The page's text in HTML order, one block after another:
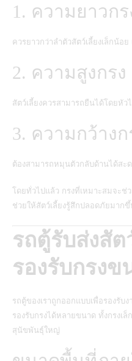
1. ความยาวกร
ควรยาวกว่าลำตัวสัตว์เลี้ยงเล็กน้อ
2. ความสูงกรง
สัตว์เลี้ยงควรสามารถยืนได้โดยหั
3. ความกว้างก
ต้องสามารถหมุนตัวกลับด้านได้สะ
โดยทั่วไปแล้ว กรงที่เหมาะสมจะช่
ช่วยให้สัตว์เลี้ยงรู้สึกปลอดภัยมากขึ้
รถตู้รับส่งสัต
รองรับกรง
รถตู้ของเราถูกออกแบบเพื่อรองรับ
รองรับกรงได้หลายขนาด ทั้งกรงเ
สุนัขพันธุ์ใหญ่